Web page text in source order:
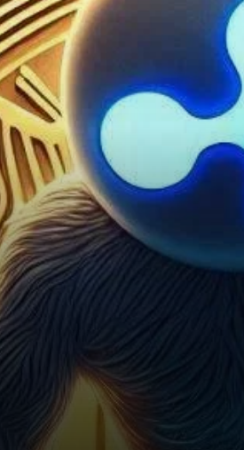
Ripple Labs et la
des valeurs
États-Unis (SEC) a
tournant critique,…